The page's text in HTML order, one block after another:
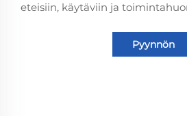
eteisiin, käytäviin ja
Pyynnön